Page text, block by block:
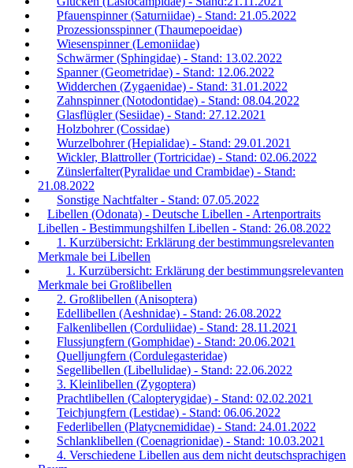
Pfauenspinner (Saturniidae) - Stand: 21.05.2022
Prozessionsspinner (Thaumepoeidae)
Wiesenspinner (Lemoniidae)
Schwärmer (Sphingidae) - Stand: 13.02.2022
Spanner (Geometridae) - Stand: 12.06.2022
Widderchen (Zygaenidae) - Stand: 31.01.2022
Zahnspinner (Notodontidae) - Stand: 08.04.2022
Glasflügler (Sesiidae) - Stand: 27.12.2021
Holzbohrer (Cossidae)
Wurzelbohrer (Hepialidae) - Stand: 29.01.2021
Wickler, Blattroller (Tortricidae) - Stand: 02.06.2022
Zünslerfalter(Pyralidae und Crambidae) - Stand:
21.08.2022
Sonstige Nachtfalter - Stand: 07.05.2022
Libellen (Odonata) - Deutsche Libellen - Artenportraits
Libellen - Bestimmungshilfen Libellen - Stand: 26.08.2022
1. Kurzübersicht: Erklärung der bestimmungsrelevanten
Merkmale bei Libellen
1. Kurzübersicht: Erklärung der bestimmungsrelevanten
Merkmale bei Großlibellen
2. Großlibellen (Anisoptera)
Edellibellen (Aeshnidae) - Stand: 26.08.2022
Falkenlibellen (Corduliidae) - Stand: 28.11.2021
Flussjungfern (Gomphidae) - Stand: 20.06.2021
Quelljungfern (Cordulegasteridae)
Segellibellen (Libellulidae) - Stand: 22.06.2022
3. Kleinlibellen (Zygoptera)
Prachtlibellen (Calopterygidae) - Stand: 02.02.2021
Teichjungfern (Lestidae) - Stand: 06.06.2022
Federlibellen (Platycnemididae) - Stand: 24.01.2022
Schlanklibellen (Coenagrionidae) - Stand: 10.03.2021
4. Verschiedene Libellen aus dem nicht deutschsprachigen